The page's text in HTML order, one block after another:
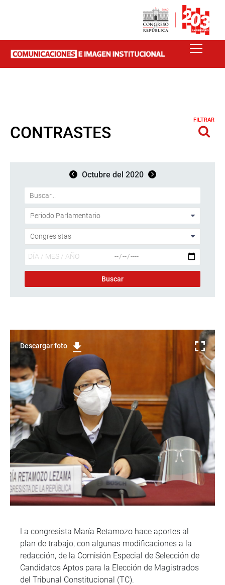
CONTRASTES
FILTRAR
Octubre del 2020
Descargar foto
La congresista María Retamozo hace aportes al
plan de trabajo, con algunas modificaciones a la
redacción, de la Comisión Especial de Selección de
Candidatos Aptos para la Elección de Magistrados
del Tribunal Constitucional (TC).